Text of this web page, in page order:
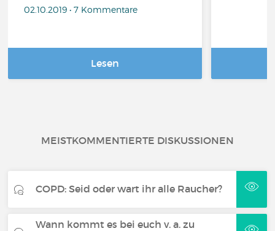
02.10.2019 • 7 Kommentare
Lesen
MEISTKOMMENTIERTE DISKUSSIONEN
COPD: Seid oder wart ihr alle Raucher?
Wann kommt es bei euch v. a. zu